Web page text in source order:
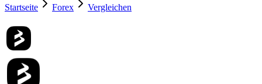
Startseite Forex Vergleichen